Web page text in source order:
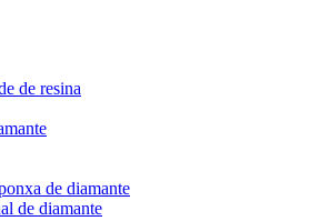
de resina
de diamante
de diamante